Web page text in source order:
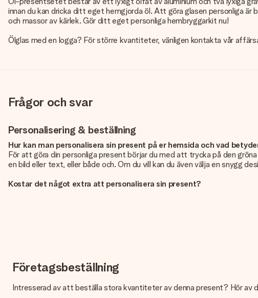
innan du kan dricka ditt eget hemgjorda öl. Att göra glasen personliga är
och massor av kärlek. Gör ditt eget personliga hembryggarkit nu!
Ölglas med en logga? För större kvantiteter, vänligen kontakta vår
Frågor och svar
Personalisering & beställning
Hur kan man personalisera sin present på er hemsida och vad
För att göra din personliga present börjar du med att trycka på den
en bild eller text, eller både och. Om du vill kan du även välja en snygg
Kostar det något extra att personalisera sin present?
Vi vill vara säkra på att du är helt nöjd med din gåva. Därför är det
foto tillsammans med den gåva du är intresserad av att beställa. De
Du kan ladda upp filer i JPG och PNG-format. Är detta för tekniskt eller
perfekta presenten!
Vad händer om färgen eller produkten jag vill ha inte är tillgänglig?
Företagsbeställning
Intresserad av att beställa stora kvantiteter av denna present? Hör